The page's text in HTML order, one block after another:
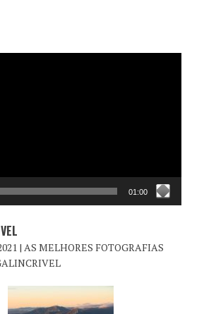
01:00
| AS MELHORES FOTOGRAFIAS